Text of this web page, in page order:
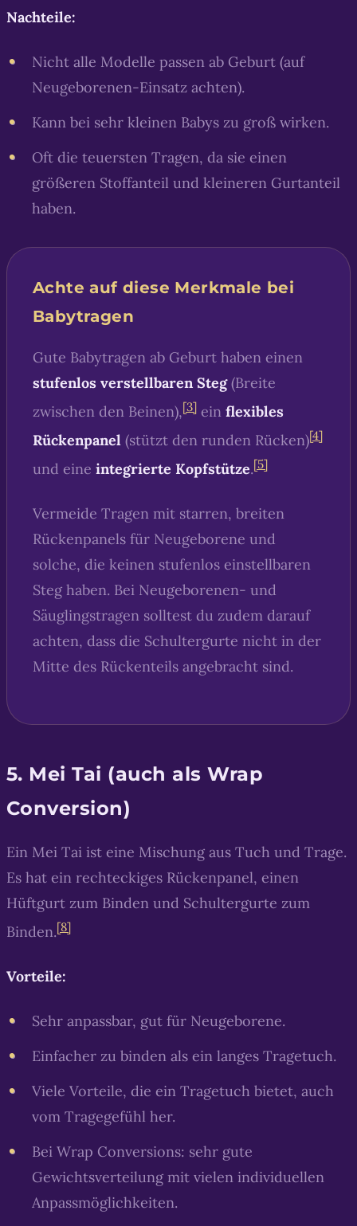
Nachteile:
Nicht alle Modelle passen ab Geburt (auf
Neugeborenen-Einsatz achten).
Kann bei sehr kleinen Babys zu groß wirken.
Oft die teuersten Tragen, da sie einen
größeren Stoffanteil und kleineren Gurtanteil
haben.
Achte auf diese Merkmale bei
Babytragen
Gute Babytragen ab Geburt haben einen
stufenlos verstellbaren Steg(Breite
zwischen den Beinen),[3] ein flexibles
Rückenpanel (stützt den runden Rücken)[4]
und eine integrierte Kopfstütze.[5]
Vermeide Tragen mit starren, breiten
Rückenpanels für Neugeborene und
solche, die keinen stufenlos einstellbaren
Steg haben. Bei Neugeborenen- und
Säuglingstragen solltest du zudem darauf
achten, dass die Schultergurte nicht in der
Mitte des Rückenteils angebracht sind.
5. Mei Tai (auch als Wrap
Conversion)
Ein Mei Tai ist eine Mischung aus Tuch und Trage.
Es hat ein rechteckiges Rückenpanel, einen
Hüftgurt zum Binden und Schultergurte zum
Binden.[8]
Vorteile:
Sehr anpassbar, gut für Neugeborene.
Einfacher zu binden als ein langes Tragetuch.
Viele Vorteile, die ein Tragetuch bietet, auch
vom Tragegefühl her.
Bei Wrap Conversions: sehr gute
Gewichtsverteilung mit vielen individuellen
Anpassmöglichkeiten.